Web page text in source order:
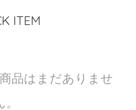
ITEM
品はまだありませ
。